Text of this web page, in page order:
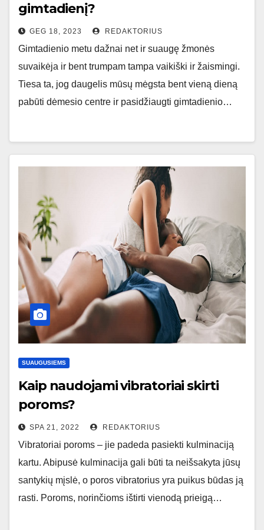
gimtadienį?
GEG 18, 2023 REDAKTORIUS
Gimtadienio metu dažnai net ir suaugę žmonės
suvaikėja ir bent trumpam tampa vaikiški ir žaismingi.
Tiesa ta, jog daugelis mūsų mėgsta bent vieną dieną
pabūti dėmesio centre ir pasidžiaugti gimtadienio…
SUAUGUSIEMS
Kaip naudojami vibratoriai skirti
poroms?
SPA 21, 2022 REDAKTORIUS
Vibratoriai poroms – jie padeda pasiekti kulminaciją
kartu. Abipusė kulminacija gali būti ta neišsakyta jūsų
santykių mįslė, o poros vibratorius yra puikus būdas ją
rasti. Poroms, norinčioms ištirti vienodą prieigą…